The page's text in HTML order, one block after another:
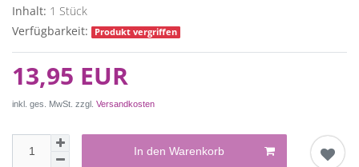
Inhalt: 1 Stück
Verfügbarkeit:
Produkt vergriffen
13,95 EUR
inkl. ges. MwSt. zzgl. Versandkosten
In den Warenkorb